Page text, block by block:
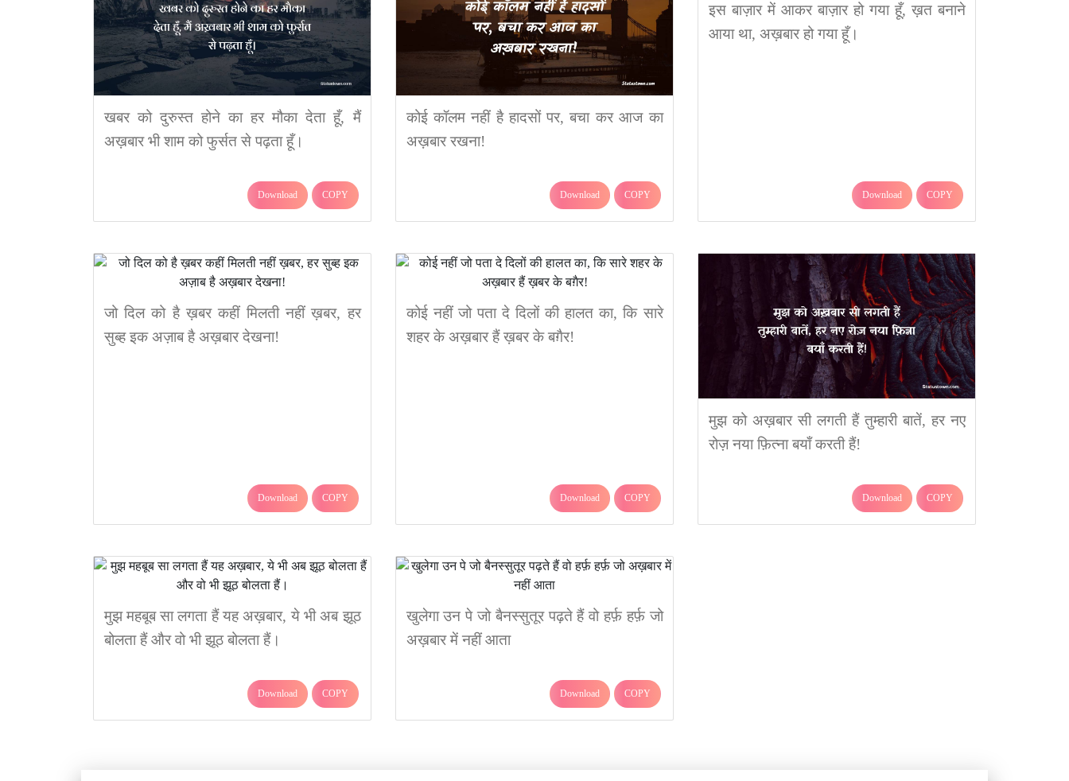
खबर को दुरुस्त होने का हर मौका देता हूँ, मैं
अख़बार भी शाम को फुर्सत से पढ़ता हूँ।
Download COPY
कोई कॉलम नहीं है हादसों पर, बचा कर आज का
अख़बार रखना!
Download COPY
इस बाज़ार में आकर बाज़ार हो गया हूँ, ख़त बनाने
आया था, अख़बार हो गया हूँ।
Download COPY
जो दिल को है ख़बर कहीं मिलती नहीं ख़बर, हर
सुब्ह इक अज़ाब है अख़बार देखना!
Download COPY
कोई नहीं जो पता दे दिलों की हालत का, कि सारे
शहर के अख़बार हैं ख़बर के बग़ैर!
Download COPY
मुझ को अख़बार सी लगती हैं तुम्हारी बातें, हर नए
रोज़ नया फ़ित्ना बयाँ करती हैं!
Download COPY
मुझ महबूब सा लगता हैं यह अख़बार, ये भी अब झूठ
बोलता हैं और वो भी झूठ बोलता हैं।
Download COPY
खुलेगा उन पे जो बैनस्सुतूर पढ़ते हैं वो हर्फ़ हर्फ़ जो
अख़बार में नहीं आता
Download COPY